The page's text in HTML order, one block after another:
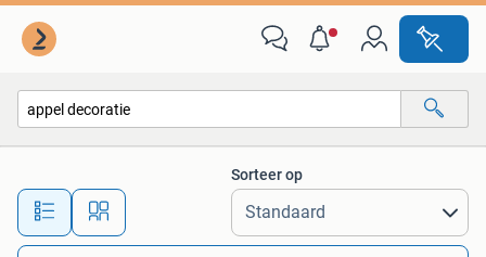
Alle afstanden…
Sorteer op